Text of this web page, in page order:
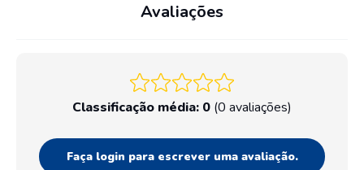
Avaliações
Classificação média: 0 (0 avaliações)
Faça login para escrever uma avaliação.